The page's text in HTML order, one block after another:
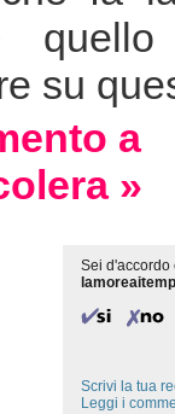
su
a
»
Sei d'accordo
Scrivi la tua
Leggi i